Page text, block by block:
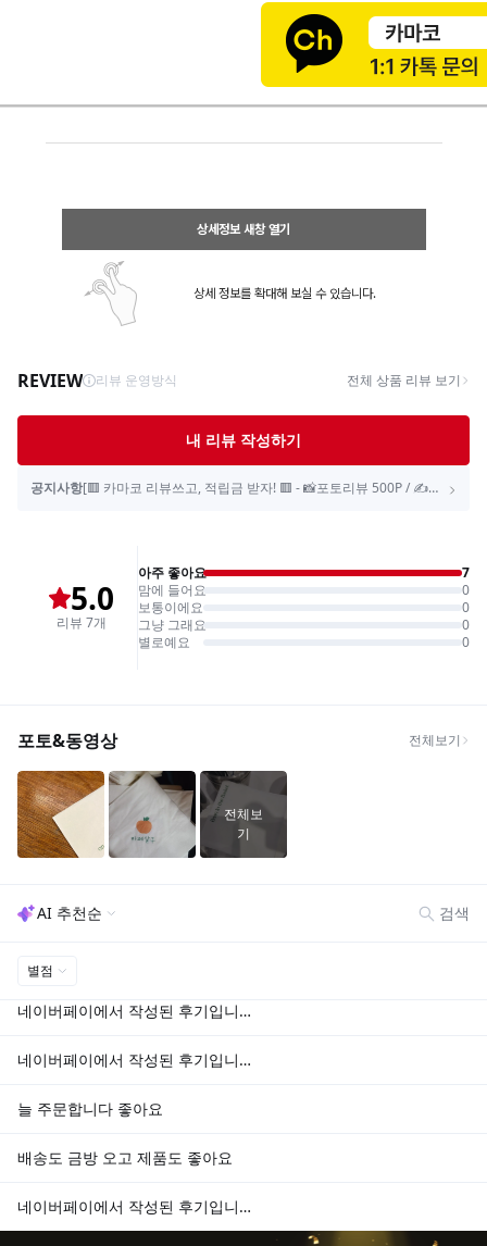
상세정보 새창 열기
상세 정보를 확대해 보실 수 있습니다.